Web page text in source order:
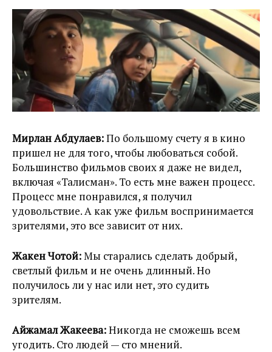
Мирлан Абдулаев:По большому счету я в кино
пришел не для того, чтобы любоваться собой.
Большинство фильмов своих я даже не видел,
включая «Талисман». То есть мне важен процесс.
Процесс мне понравился, я получил
удовольствие. А как уже фильм воспринимается
зрителями, это все зависит от них.
Жакен Чотой:Мы старались сделать добрый,
светлый фильм и не очень длинный. Но
получилось ли у нас или нет, это судить
зрителям.
Айжамал Жакеева:Никогда не сможешь всем
угодить. Сто людей — сто мнений.